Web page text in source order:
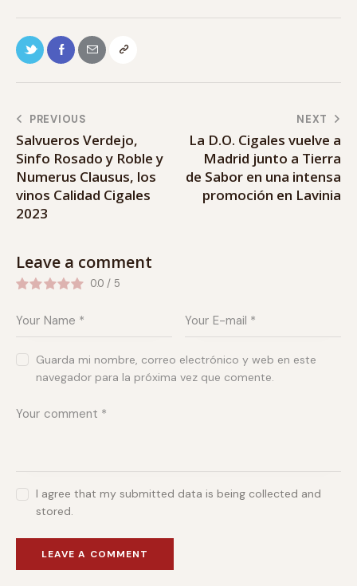
PREVIOUS
Salvueros Verdejo,
Sinfo Rosado y Roble y
Numerus Clausus, los
vinos Calidad Cigales
2023
NEXT
La D.O. Cigales vuelve a
Madrid junto a Tierra
de Sabor en una intensa
promoción en Lavinia
Leave a comment
0.0 / 5
Guarda mi nombre, correo electrónico y web en este
navegador para la próxima vez que comente.
I agree that my submitted data is being collected and
stored.